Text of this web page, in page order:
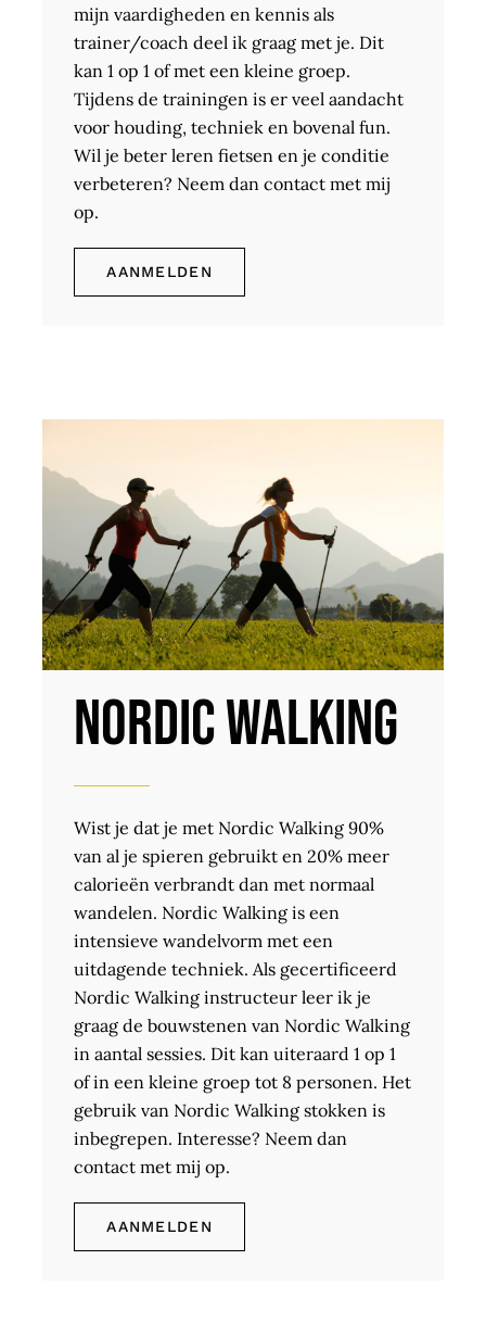
mijn vaardigheden en kennis als
trainer/coach deel ik graag met je. Dit
kan 1 op 1 of met een kleine groep.
Tijdens de trainingen is er veel aandacht
voor houding, techniek en bovenal fun.
Wil je beter leren fietsen en je conditie
verbeteren? Neem dan contact met mij
op.
AANMELDEN
Nordic Walking
Wist je dat je met Nordic Walking 90%
van al je spieren gebruikt en 20% meer
calorieën verbrandt dan met normaal
wandelen. Nordic Walking is een
intensieve wandelvorm met een
uitdagende techniek. Als gecertificeerd
Nordic Walking instructeur leer ik je
graag de bouwstenen van Nordic Walking
in aantal sessies. Dit kan uiteraard 1 op 1
of in een kleine groep tot 8 personen. Het
gebruik van Nordic Walking stokken is
inbegrepen. Interesse? Neem dan
contact met mij op.
AANMELDEN